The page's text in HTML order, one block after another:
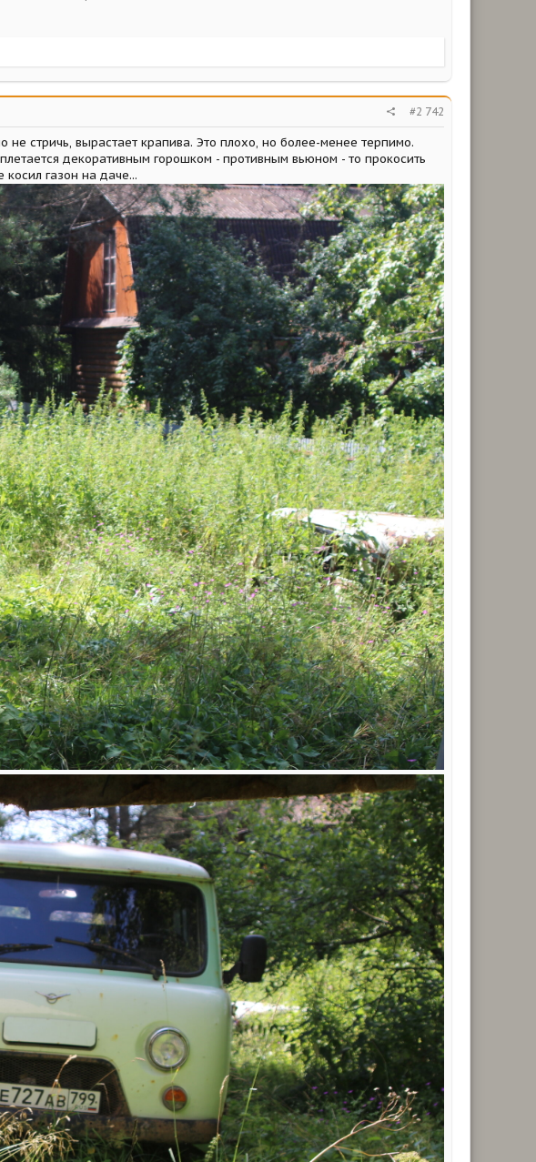
#2 742
стричь, вырастает крапива. Это плохо, но более-менее терпимо.
декоративным горошком - противным вьюном - то прокосить
газон на даче...